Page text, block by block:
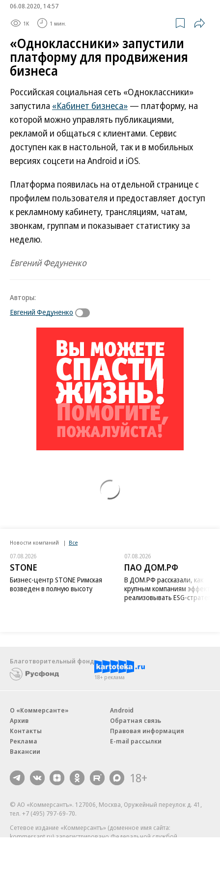
06.08.2020, 14:57
1K 1 мин.
«Одноклассники» запустили
платформу для продвижения
бизнеса
Российская социальная сеть «Одноклассники»
запустила «Кабинет бизнеса» — платформу, на
которой можно управлять публикациями,
рекламой и общаться с клиентами. Сервис
доступен как в настольной, так и в мобильных
версиях соцсети на Android и iOS.
Платформа появилась на отдельной странице с
профилем пользователя и предоставляет доступ
к рекламному кабинету, трансляциям, чатам,
звонкам, группам и показывает статистику за
неделю.
Евгений Федуненко
Авторы:
Евгений Федуненко
Новости компаний Все
07.08.2026
STONE
Бизнес-центр STONE Римская
возведен в полную высоту
07.08.2026
ПАО ДОМ.РФ
В ДОМ.РФ рассказали, как
крупным компаниям
реализовывать ESG-стратегию
Благотворительный фонд
18+ реклама
О «Коммерсанте»
Архив
Контакты
Реклама
Вакансии
Android
Обратная связь
Правовая информация
E-mail рассылки
18+
© АО «Коммерсантъ». 127006, Москва, Оружейный переулок д. 41,
тел. +7 (495) 797-69-70.
Сетевое издание «Коммерсантъ» (доменное имя сайта:
kommersant.ru) зарегистрировано Федеральной службой